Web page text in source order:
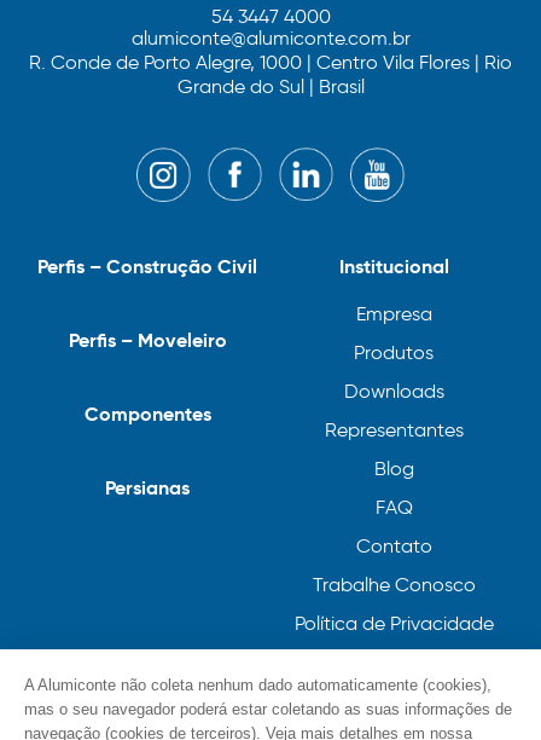
54 3447 4000
alumiconte@alumiconte.com.br
R. Conde de Porto Alegre, 1000 | Centro Vila Flores | Rio
Grande do Sul | Brasil
Institucional
Empresa
Produtos
Downloads
Representantes
Blog
FAQ
Contato
Trabalhe Conosco
Política de Privacidade
Perfis – Construção Civil
Perfis – Moveleiro
Componentes
Persianas
A Alumiconte não coleta nenhum dado automaticamente (cookies),
mas o seu navegador poderá estar coletando as suas informações de
navegação (cookies de terceiros). Veja mais detalhes em nossa